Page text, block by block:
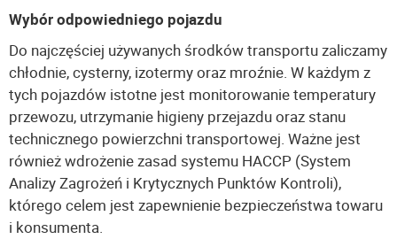
Wybór odpowiedniego pojazdu
Do najczęściej używanych środków transportu zaliczamy
chłodnie, cysterny, izotermy oraz mroźnie. W każdym z
tych pojazdów istotne jest monitorowanie temperatury
przewozu, utrzymanie higieny przejazdu oraz stanu
technicznego powierzchni transportowej. Ważne jest
również wdrożenie zasad systemu HACCP (System
Analizy Zagrożeń i Krytycznych Punktów Kontroli),
którego celem jest zapewnienie bezpieczeństwa towaru
i konsumenta.